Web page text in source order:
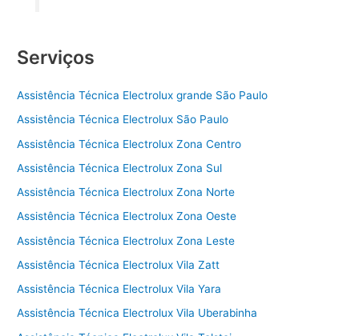
Serviços
Assistência Técnica Electrolux grande São Paulo
Assistência Técnica Electrolux São Paulo
Assistência Técnica Electrolux Zona Centro
Assistência Técnica Electrolux Zona Sul
Assistência Técnica Electrolux Zona Norte
Assistência Técnica Electrolux Zona Oeste
Assistência Técnica Electrolux Zona Leste
Assistência Técnica Electrolux Vila Zatt
Assistência Técnica Electrolux Vila Yara
Assistência Técnica Electrolux Vila Uberabinha